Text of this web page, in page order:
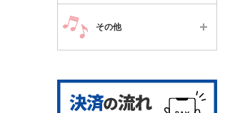
チケット
クラリネット
ファゴット
フルート・ピッコロ
サクソフォーン
その他